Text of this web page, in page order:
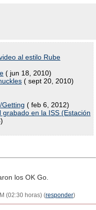
al estilo Rube
( jun 18, 2010)
( sept 20, 2010)
Getting ( feb 6, 2012)
en la ISS (Estación
los OK Go.
(02:30 horas) (responder)